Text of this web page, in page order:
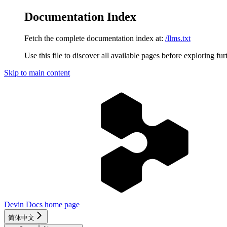
Documentation Index
Fetch the complete documentation index at: /llms.txt
Use this file to discover all available pages before exploring
Skip to main content
Devin Docs home page
简体中文